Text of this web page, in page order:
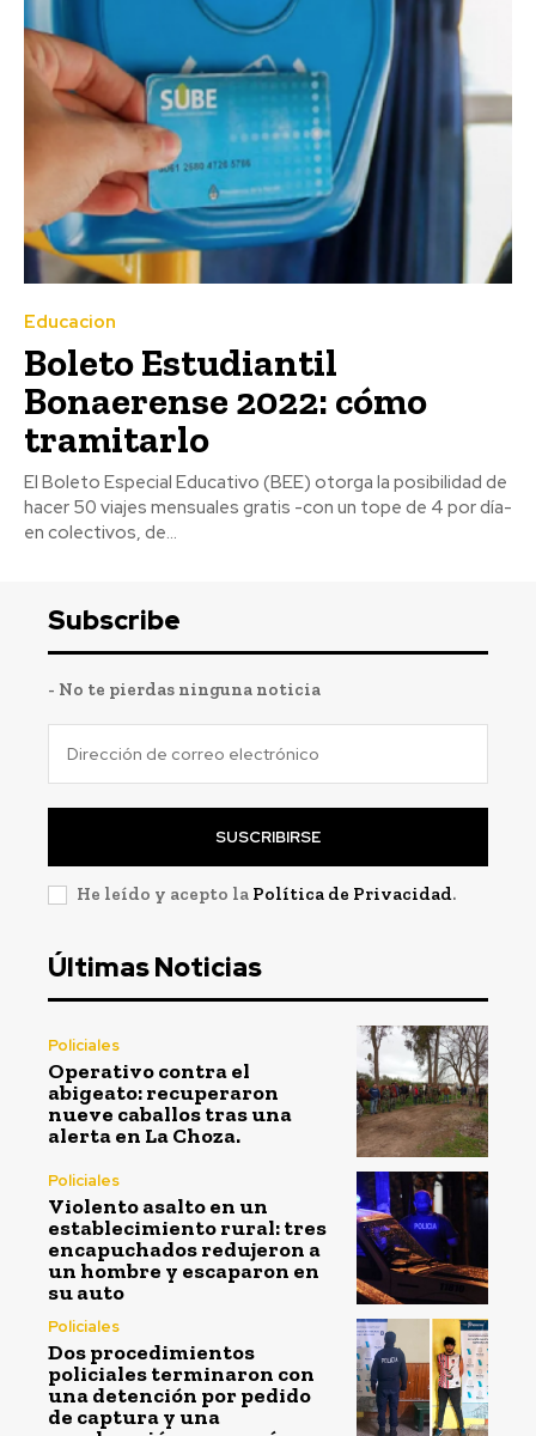
Educacion
Boleto Estudiantil
Bonaerense 2022: cómo
tramitarlo
El Boleto Especial Educativo (BEE) otorga la posibilidad de
hacer 50 viajes mensuales gratis -con un tope de 4 por día-
en colectivos, de...
Subscribe
- No te pierdas ninguna noticia
SUSCRIBIRSE
He leído y acepto la Política de Privacidad.
Últimas Noticias
Policiales
Operativo contra el
abigeato: recuperaron
nueve caballos tras una
alerta en La Choza.
Policiales
Violento asalto en un
establecimiento rural: tres
encapuchados redujeron a
un hombre y escaparon en
su auto
Policiales
Dos procedimientos
policiales terminaron con
una detención por pedido
de captura y una